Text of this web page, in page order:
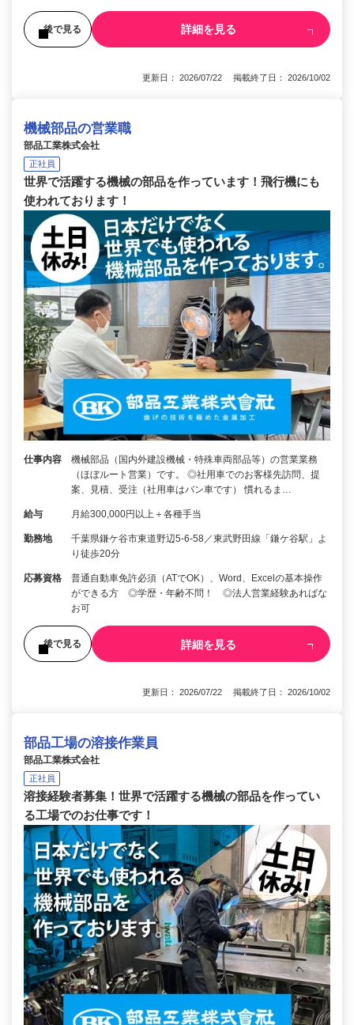
後で見る 詳細を見る
更新日： 2026/07/22 掲載終了日： 2026/10/02
機械部品の営業職
部品工業株式会社
正社員
世界で活躍する機械の部品を作っています！飛行機にも
使われております！
仕事内容
機械部品（国内外建設機械・特殊車両部品等）の営業業務
（ほぼルート営業）です。 ◎社用車でのお客様先訪問、提
案、見積、受注（社用車はバン車です） 慣れるま…
給与 月給300,000円以上＋各種手当
勤務地
千葉県鎌ケ谷市東道野辺5-6-58／東武野田線「鎌ケ谷駅」よ
り徒歩20分
応募資格
普通自動車免許必須（ATでOK）、Word、Excelの基本操作
ができる方 ◎学歴・年齢不問！ ◎法人営業経験あればな
お可
後で見る 詳細を見る
更新日： 2026/07/22 掲載終了日： 2026/10/02
部品工場の溶接作業員
部品工業株式会社
正社員
溶接経験者募集！世界で活躍する機械の部品を作ってい
る工場でのお仕事です！